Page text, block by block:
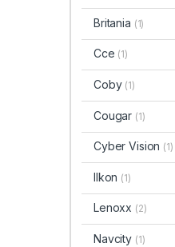
Britania (1)
Cce (1)
Coby (1)
Cougar (1)
Cyber Vision (1)
Ilkon (1)
Lenoxx (2)
Navcity (1)